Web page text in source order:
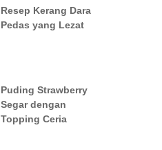
Resep Kerang Dara
Pedas yang Lezat
Puding Strawberry
Segar dengan
Topping Ceria